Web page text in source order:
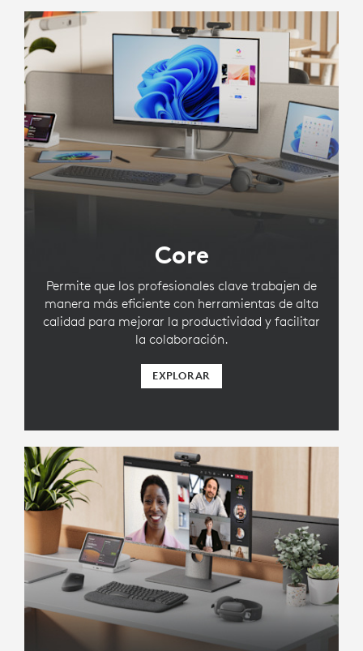
Core
Permite que los profesionales clave trabajen de
manera más eficiente con herramientas de alta
calidad para mejorar la productividad y facilitar
la colaboración.
EXPLORAR